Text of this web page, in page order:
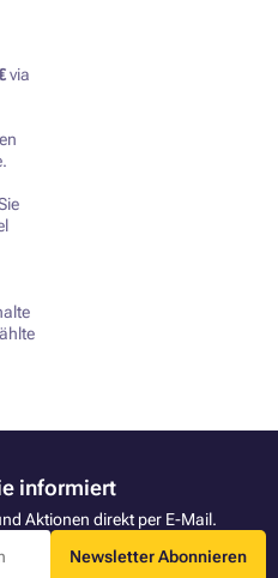
via
informiert
Aktionen direkt per E-Mail.
Newsletter Abonnieren